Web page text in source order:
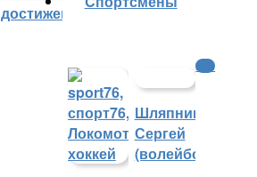
достижения
Шляпников
Сергей
(волейбол)
КХЛ